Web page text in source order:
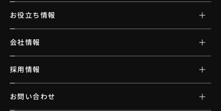
お役立ち情報
会社情報
採用情報
お問い合わせ